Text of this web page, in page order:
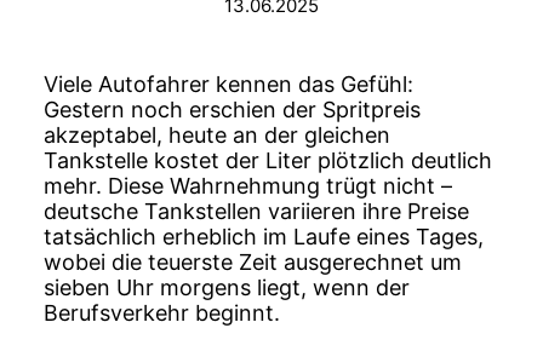
13.06.2025
Viele Autofahrer kennen das Gefühl:
Gestern noch erschien der Spritpreis
akzeptabel, heute an der gleichen
Tankstelle kostet der Liter plötzlich deutlich
mehr. Diese Wahrnehmung trügt nicht –
deutsche Tankstellen variieren ihre Preise
tatsächlich erheblich im Laufe eines Tages,
wobei die teuerste Zeit ausgerechnet um
sieben Uhr morgens liegt, wenn der
Berufsverkehr beginnt.